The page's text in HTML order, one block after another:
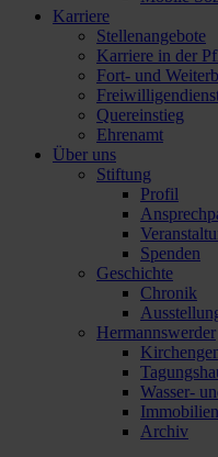
Karriere
Stellenangebote
Karriere in der
Fort- und
Quereinstieg
Ehrenamt
Über uns
Stiftung
Profil
Spenden
Geschichte
Chronik
Hermannswerder
Wasser-
Archiv